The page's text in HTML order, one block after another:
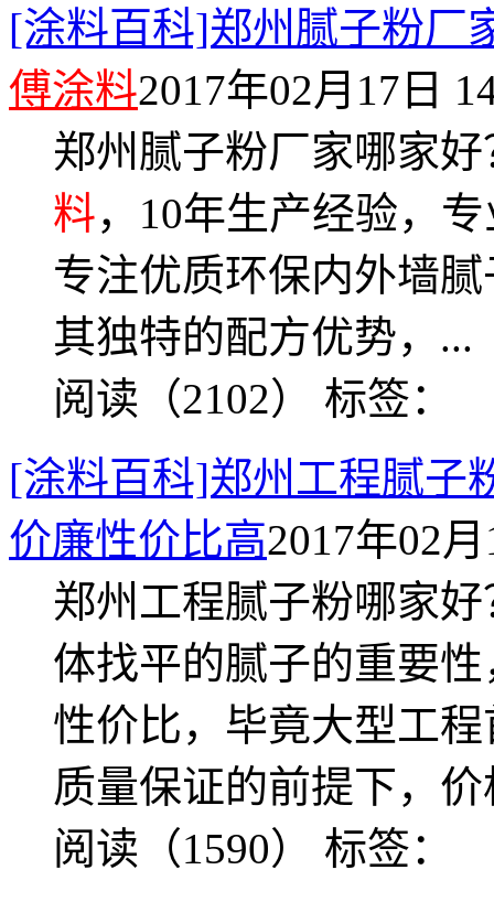
[涂料百科]郑州腻子粉厂
傅涂料2017年02月17日
郑州腻子粉厂家哪家
料，10年生产经验，
专注优质环保内外墙
其独特的配方优势，...
阅读（2102） 标签：
[涂料百科]郑州工程腻子
价廉性价比高2017年02
郑州工程腻子粉哪家
体找平的腻子的重要
性价比，毕竟大型工
质量保证的前提下，
阅读（1590） 标签：